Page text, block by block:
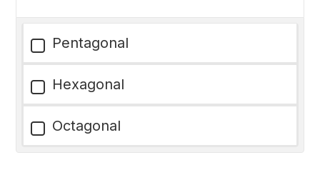
Pentagonal
Hexagonal
Octagonal